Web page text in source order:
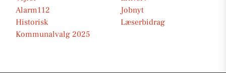
Alarm112
Jobnyt
Historisk
Læserbidrag
Kommunalvalg 2025